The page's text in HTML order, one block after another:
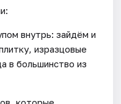
внутрь: зайдём и
изразцовые
в большинство из